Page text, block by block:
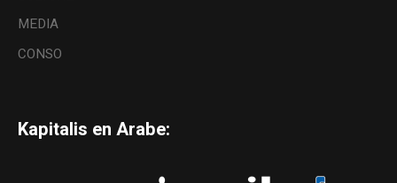
MEDIA
CONSO
Kapitalis en Arabe: